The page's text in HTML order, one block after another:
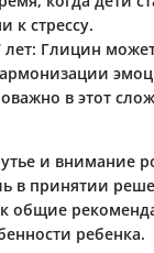
к стрессу.
лет: Глицин
в этот
и внимание
в принятии
общие
ребенка.